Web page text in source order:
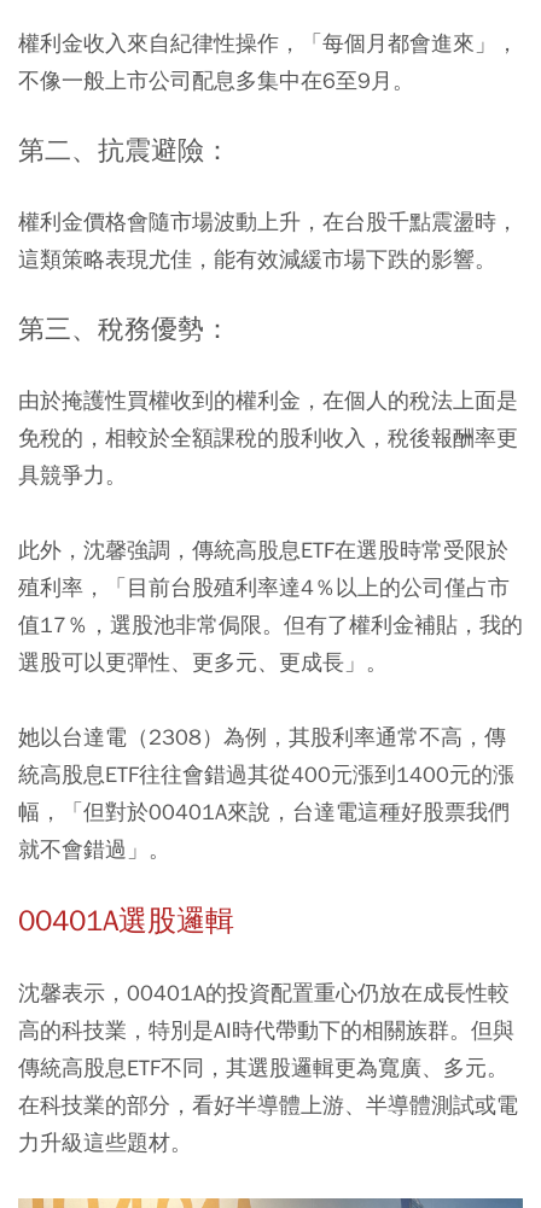
權利金收入來自紀律性操作，「每個月都會進來」，
不像一般上市公司配息多集中在6至9月。
第二、抗震避險：
權利金價格會隨市場波動上升，在台股千點震盪時，
這類策略表現尤佳，能有效減緩市場下跌的影響。
第三、稅務優勢：
由於掩護性買權收到的權利金，在個人的稅法上面是
免稅的，相較於全額課稅的股利收入，稅後報酬率更
具競爭力。
此外，沈馨強調，傳統高股息ETF在選股時常受限於
殖利率，「目前台股殖利率達4％以上的公司僅占市
值17％，選股池非常侷限。但有了權利金補貼，我的
選股可以更彈性、更多元、更成長」。
她以台達電（2308）為例，其股利率通常不高，傳
統高股息ETF往往會錯過其從400元漲到1400元的漲
幅，「但對於00401A來說，台達電這種好股票我們
就不會錯過」。
00401A選股邏輯
沈馨表示，00401A的投資配置重心仍放在成長性較
高的科技業，特別是AI時代帶動下的相關族群。但與
傳統高股息ETF不同，其選股邏輯更為寬廣、多元。
在科技業的部分，看好半導體上游、半導體測試或電
力升級這些題材。